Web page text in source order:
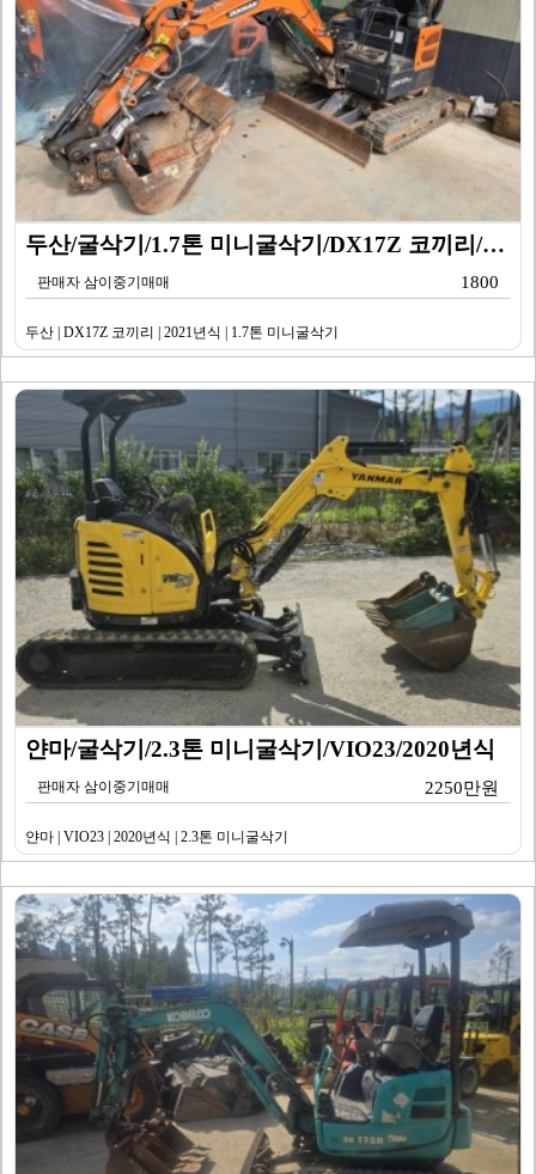
두산/굴삭기/1.7톤 미니굴삭기/DX17Z 코끼리/20…
판매자 삼이중기매매 1800
두산 | DX17Z 코끼리 | 2021년식 | 1.7톤 미니굴삭기
얀마/굴삭기/2.3톤 미니굴삭기/VIO23/2020년식
판매자 삼이중기매매 2250만원
얀마 | VIO23 | 2020년식 | 2.3톤 미니굴삭기